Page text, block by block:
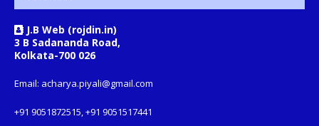
J.B Web (rojdin.in)
3 B Sadananda Road,
Kolkata-700 026
Email: acharya.piyali@gmail.com
+91 9051872515, +91 9051517441